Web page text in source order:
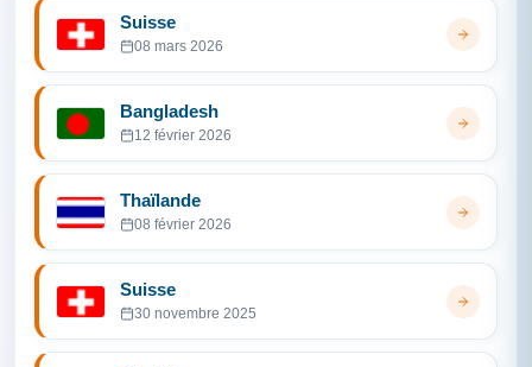
Suisse
08 mars 2026
Bangladesh
12 février 2026
Thaïlande
08 février 2026
Suisse
30 novembre 2025